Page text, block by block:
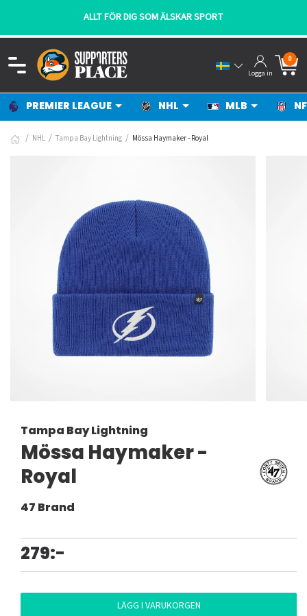
ALLT FÖR DIG SOM ÄLSKAR SPORT
Logga in
0
PREMIER LEAGUE NHL MLB
NHL Tampa Bay Lightning Mössa Haymaker - Royal
Tampa Bay Lightning
Mössa Haymaker -
Royal
47 Brand
279:-
LÄGG I VARUKORGEN